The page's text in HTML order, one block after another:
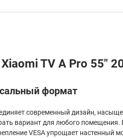
TV A Pro 55"
формат
современный дизайн,
вариант для любого
VESA упрощает настенный